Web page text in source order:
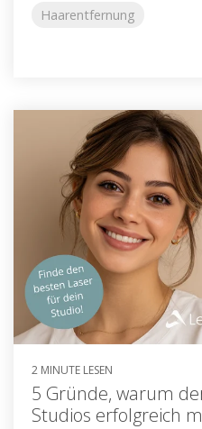
Haarentfernung
2 MINUTE LESEN
5 Gründe, warum
Studios erfolgreich